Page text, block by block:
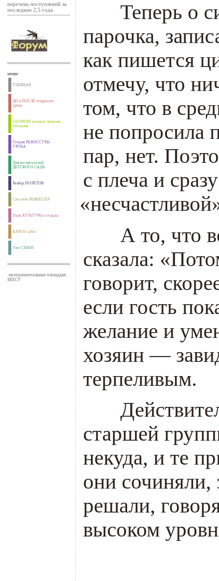
перечень поступлений за
последние 2,5 года
меню
ГЛАВНАЯ
ДО и ПОСЛЕ открытого
урока
СБОРНИК игровых приемов
обучения
Теория РЕЖИССУРЫ
УРОКА
Для воспитателей
ДЕТСКОГО САДА
Разбор ПОЛЁТОВ
Сам себе РЕЖИССЁР
Парк КУЛЬТУРЫ и отдыха
КАРТА сайта
Узел СВЯЗИ
экспериментальные площадки
МПСУ
Теперь о
парочка,
как пишется
отмечу, что
том, что в
не попросила
пар, нет.
с плеча и
«
А то, что
сказала: «
говорит,
если гость
желание и
хозяин —
терпеливым.
старшей
некуда, и те
они сочиняли,
решали,
высоком